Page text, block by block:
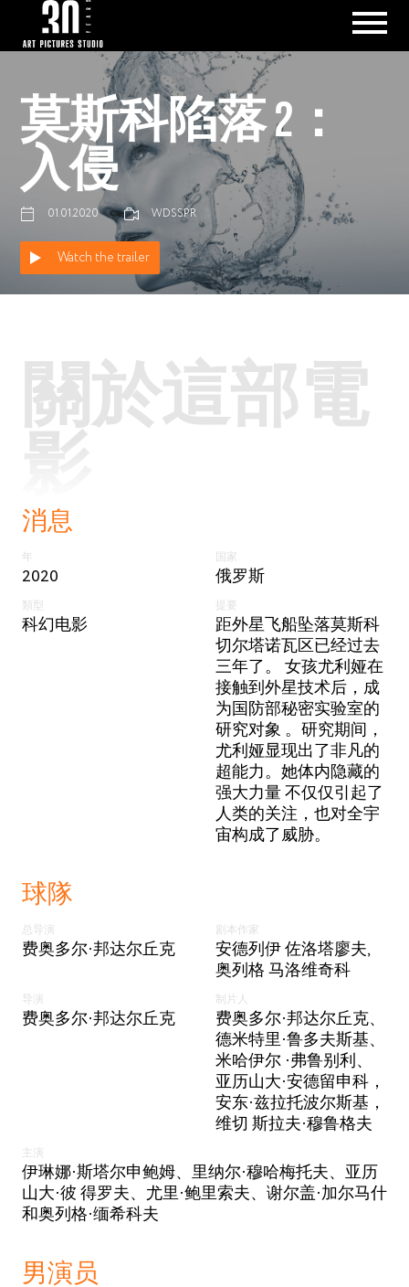
莫斯科陷落 2：
入侵
01.01.2020 WDSSPR
Watch the trailer
關於這部電
影
消息
年
2020
国家
俄罗斯
類型
科幻电影
提要
距外星飞船坠落莫斯科
切尔塔诺瓦区已经过去
三年了。 女孩尤利娅在
接触到外星技术后，成
为国防部秘密实验室的
研究对象 。研究期间，
尤利娅显现出了非凡的
超能力。她体内隐藏的
强大力量 不仅仅引起了
人类的关注，也对全宇
宙构成了威胁。
球隊
总导演
费奥多尔·邦达尔丘克
剧本作家
安德列伊 佐洛塔廖夫,
奥列格 马洛维奇科
导演
费奥多尔·邦达尔丘克
制片人
费奥多尔·邦达尔丘克、
德米特里·鲁多夫斯基、
米哈伊尔 ·弗鲁别利、
亚历山大·安德留申科，
安东·兹拉托波尔斯基，
维切 斯拉夫·穆鲁格夫
主演
伊琳娜·斯塔尔申鲍姆、里纳尔·穆哈梅托夫、亚历
山大·彼 得罗夫、尤里·鲍里索夫、谢尔盖·加尔马什
和奥列格·缅希科夫
男演员